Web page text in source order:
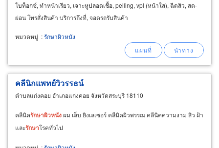
โบท็อกซ์, ทำหน้าเรียว, เจาะหูปลอดเชื้อ, pelling, vpl (หน้าใส), ฉีดสิว, สด-
ผ่อน โทรสั่งสินค้า บริการถึงที่, จอดรถรับสินค้า
หมวดหมู่ :รักษาผิวหนัง
คลีนิกแพทย์วิวรรธน์
ตำบลแก่งคอย อำเภอแก่งคอย จังหวัดสระบุรี 18110
คลีนิครักษาผิวหนังผม เล็บ ยิงเลเซอร์ คลีนิคผิวพรรณ คลีนิคความงาม สิว ฝ้า
และรักษาโรคทั่วไป